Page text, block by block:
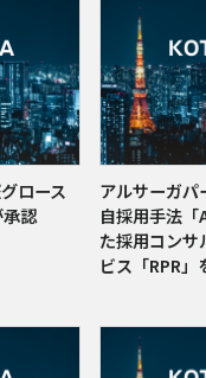
ロース
認
アルサーガパ
自採用手法「
た採用コンサ
ビス「RPR」